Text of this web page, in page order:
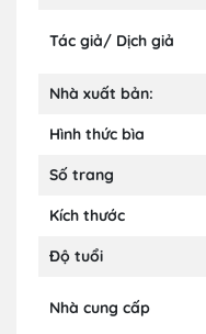
Tác giả/ Dịch giả
Nhà xuất bản:
Hình thức bìa
Số trang
Kích thước
Độ tuổi
Nhà cung cấp